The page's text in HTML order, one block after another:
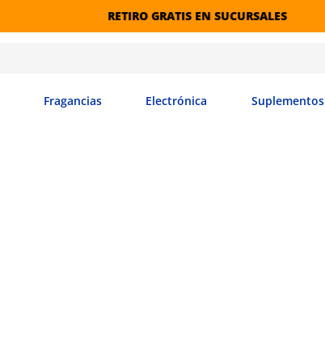
RETIRO GRATIS EN SUCURSALES
Fragancias Electrónica Suplementos